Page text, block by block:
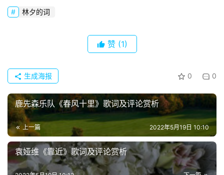
首
页
好
词
林夕的词
赞 (1)
0 0
生成海报
鹿先森乐队《春风十里》歌词及评论赏析
上一篇 2022年5月19日 10:10
袁娅维《靠近》歌词及评论赏析